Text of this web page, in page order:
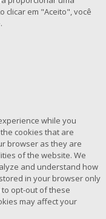
clicar em "Aceito", você
while you
cookies that are
browser as they are
of the website. We
and understand how
in your browser only
opt-out of these
may affect your